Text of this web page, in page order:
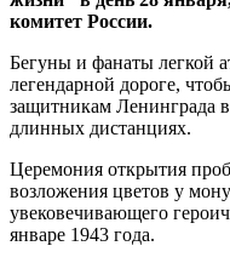
комитет России.
Бегуны и фанаты легкой
легендарной дороге,
защитникам Ленинграда
длинных дистанциях.
Церемония открытия
возложения цветов у
увековечивающего
январе 1943 года.